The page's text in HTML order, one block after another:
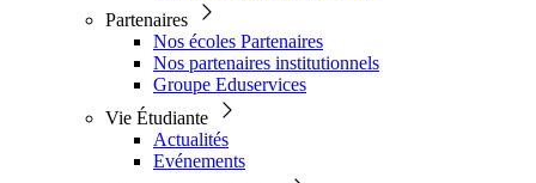
Partenaires
Nos écoles Partenaires
Nos partenaires institutionnels
Groupe Eduservices
Vie Étudiante
Actualités
Evénements